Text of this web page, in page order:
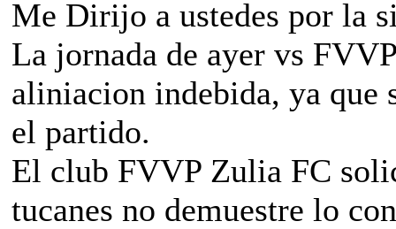
Me Dirijo a ustedes por la
La jornada de ayer vs
aliniacion indebida, ya que
el partido.
El club FVVP Zulia FC
tucanes no demuestre lo